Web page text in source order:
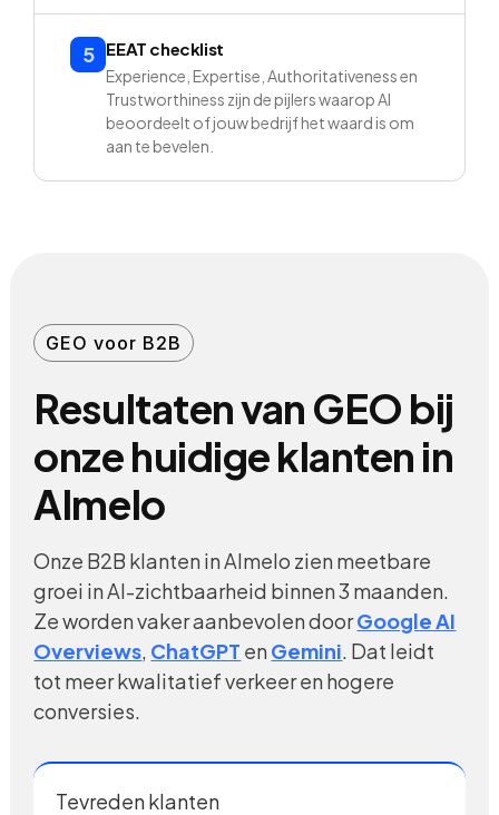
5 EEAT checklist
Experience, Expertise, Authoritativeness en
Trustworthiness zijn de pijlers waarop AI
beoordeelt of jouw bedrijf het waard is om
aan te bevelen.
GEO voor B2B
Resultaten van GEO bij
onze huidige klanten in
Almelo
Onze B2B klanten in Almelo zien meetbare
groei in AI-zichtbaarheid binnen 3 maanden.
Ze worden vaker aanbevolen doorGoogle AI
Overviews, ChatGPT en Gemini. Dat leidt
tot meer kwalitatief verkeer en hogere
conversies.
Tevreden klanten